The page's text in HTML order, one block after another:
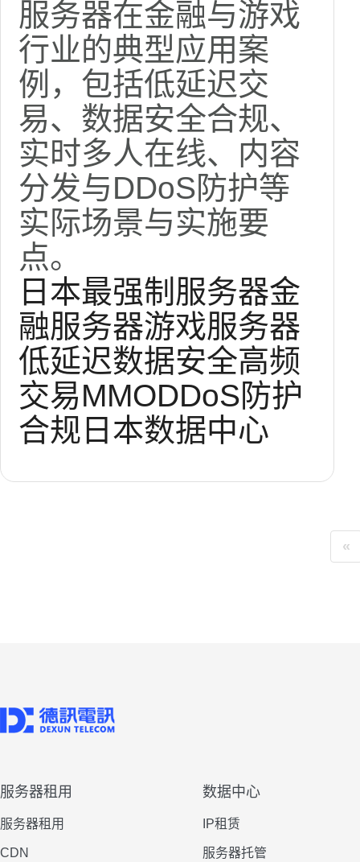
服务器在金融与游戏
行业的典型应用案
例，包括低延迟交
易、数据安全合规、
实时多人在线、内容
分发与DDoS防护等
实际场景与实施要
点。
日本最强制服务器金
融服务器游戏服务器
低延迟数据安全高频
交易MMODDoS防护
合规 日本数据中心
«
服务器租用
服务器租用
CDN
数据中心
IP租赁
服务器托管